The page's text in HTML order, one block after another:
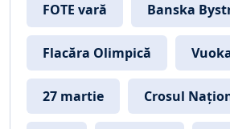
FOTE vară Banska
Flacăra Olimpică
27 martie Crosul